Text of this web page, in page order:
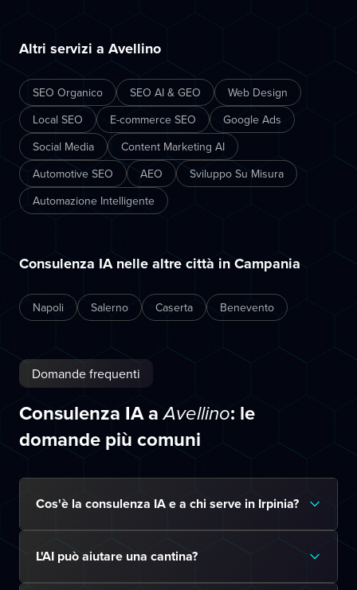
Altri servizi a Avellino
SEO Organico SEO AI & GEO
Web Design
Local SEO
E-commerce SEO
Google Ads
Social Media
Content Marketing AI
Automotive SEO
AEO
Sviluppo Su Misura
Automazione Intelligente
Consulenza IA nelle altre città in Campania
Napoli Salerno Caserta Benevento
Domande frequenti
Consulenza IA aAvellino: le
domande più comuni
Cos'è la consulenza IA e a chi serve in Irpinia?
L'AI può aiutare una cantina?